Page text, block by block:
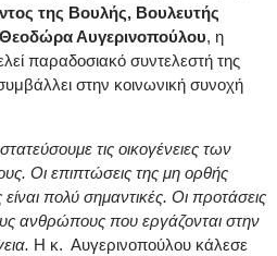
της Βουλής, Βουλευτής
Αυγερινοπούλου, η
παραδοσιακό συντελεστή της
στην κοινωνική συνοχή
τις οικογένειες των
Οι επιπτώσεις της μη ορθής
είναι πολύ σημαντικές. Οι προτάσεις
ανθρώπους που εργάζονται στην
Η κ. Αυγερινοπούλου κάλεσε